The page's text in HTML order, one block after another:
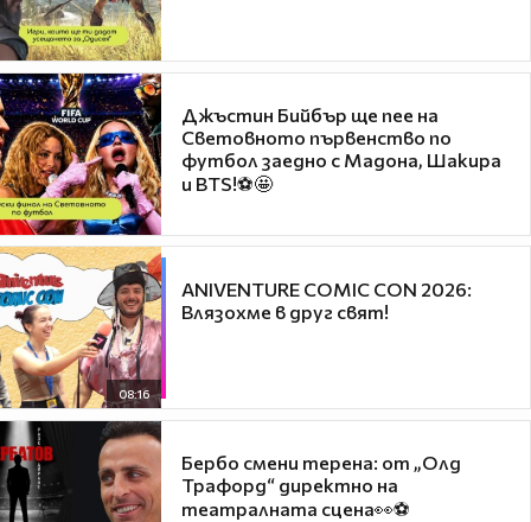
Джъстин Бийбър ще пее на
Световното първенство по
футбол заедно с Мадона, Шакира
и BTS!⚽🤩
08:16
ANIVENTURE COMIC CON 2026:
Влязохме в друг свят!
Бербо смени терена: от „Олд
Трафорд“ директно на
театралната сцена👀⚽